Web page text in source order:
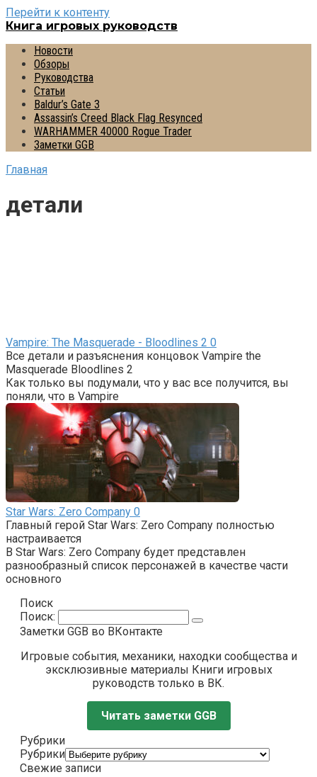
Перейти к контенту
Книга игровых руководств
Новости
Обзоры
Руководства
Статьи
Baldur’s Gate 3
Assassin’s Creed Black Flag Resynced
WARHAMMER 40000 Rogue Trader
Заметки GGB
Главная
детали
Vampire: The Masquerade - Bloodlines 2 0
Все детали и разъяснения концовок Vampire the
Masquerade Bloodlines 2
Как только вы подумали, что у вас все получится, вы
поняли, что в Vampire
Star Wars: Zero Company 0
Главный герой Star Wars: Zero Company полностью
настраивается
В Star Wars: Zero Company будет представлен
разнообразный список персонажей в качестве части
основного
Поиск
Поиск:
Заметки GGB во ВКонтакте
Игровые события, механики, находки сообщества и
эксклюзивные материалы Книги игровых
руководств только в ВК.
Читать заметки GGB
Рубрики
Рубрики
Свежие записи